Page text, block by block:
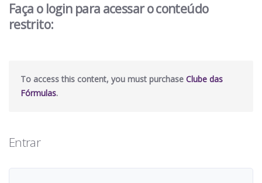
Faça o login para acessar o conteúdo
restrito:
To access this content, you must purchase Clube das
Fórmulas.
Entrar